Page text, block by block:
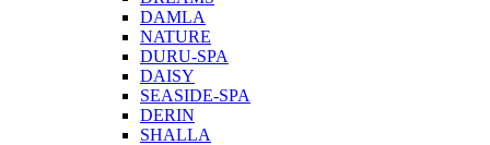
DAMLA
NATURE
DURU-SPA
DAISY
SEASIDE-SPA
DERIN
SHALLA